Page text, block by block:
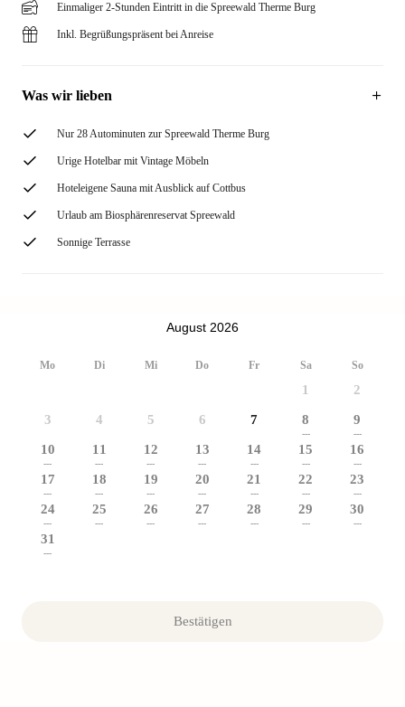
Einmaliger 2-Stunden Eintritt in die Spreewald Therme Burg
Inkl. Begrüßungspräsent bei Anreise
Was wir lieben
Nur 28 Autominuten zur Spreewald Therme Burg
Urige Hotelbar mit Vintage Möbeln
Hoteleigene Sauna mit Ausblick auf Cottbus
Urlaub am Biosphärenreservat Spreewald
Sonnige Terrasse
August 2026
Mo Di Mi Do Fr Sa So
1 2
3 4 5 6 7 8
---
9
---
10
---
11
---
12
---
13
---
14
---
15
---
16
---
17
---
18
---
19
---
20
---
21
---
22
---
23
---
24
---
25
---
26
---
27
---
28
---
29
---
30
---
31
---
Bestätigen